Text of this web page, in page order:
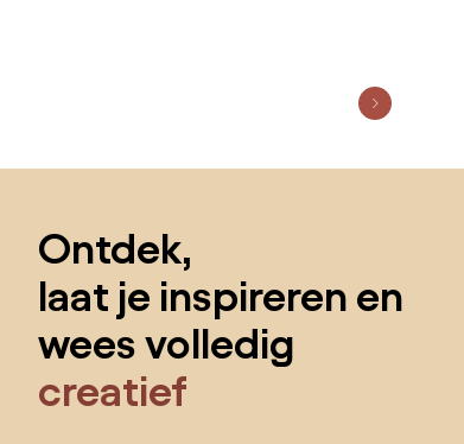
Ontdek,
laat je inspireren en
wees volledig
creatief